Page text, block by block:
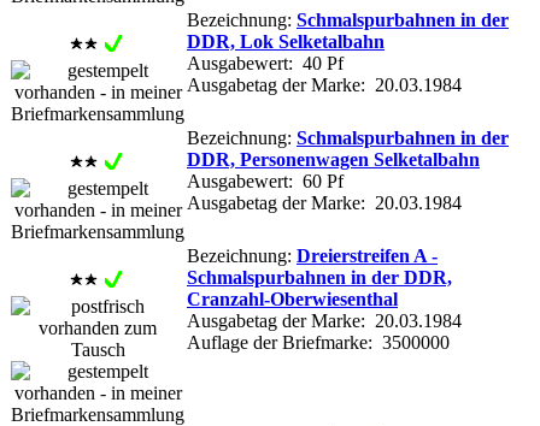
Bezeichnung: Schmalspurbahnen in der
DDR, Lok Selketalbahn
Ausgabewert: 40 Pf
Ausgabetag der Marke: 20.03.1984
Bezeichnung: Schmalspurbahnen in der
DDR, Personenwagen Selketalbahn
Ausgabewert: 60 Pf
Ausgabetag der Marke: 20.03.1984
Bezeichnung: Dreierstreifen A -
Schmalspurbahnen in der DDR,
Cranzahl-Oberwiesenthal
Ausgabetag der Marke: 20.03.1984
Auflage der Briefmarke: 3500000